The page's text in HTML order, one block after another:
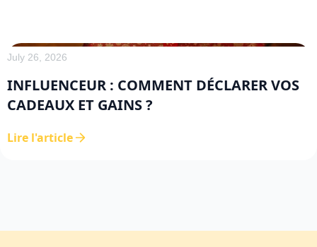
July 26, 2026
INFLUENCEUR : COMMENT DÉCLARER VOS
CADEAUX ET GAINS ?
Lire l'article